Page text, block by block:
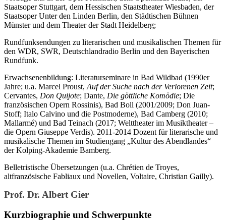
Staatsoper Stuttgart, dem Hessischen Staatstheater Wiesbaden, der
Staatsoper Unter den Linden Berlin, den Städtischen Bühnen
Münster und dem Theater der Stadt Heidelberg;
Rundfunksendungen zu literarischen und musikalischen Themen für
den WDR, SWR, Deutschlandradio Berlin und den Bayerischen
Rundfunk.
Erwachsenenbildung: Literaturseminare in Bad Wildbad (1990er
Jahre; u.a. Marcel Proust, Auf der Suche nach der Verlorenen Zeit;
Cervantes, Don Quijote; Dante, Die göttliche Komödie; Die
französischen Opern Rossinis), Bad Boll (2001/2009; Don Juan-
Stoff; Italo Calvino und die Postmoderne), Bad Camberg (2010;
Mallarmé) und Bad Teinach (2017; Welttheater im Musiktheater –
die Opern Giuseppe Verdis). 2011-2014 Dozent für literarische und
musikalische Themen im Studiengang „Kultur des Abendlandes“
der Kolping-Akademie Bamberg.
Belletristische Übersetzungen (u.a. Chrétien de Troyes,
altfranzösische Fabliaux und Novellen, Voltaire, Christian Gailly).
Prof. Dr. Albert Gier
Kurzbiographie und Schwerpunkte